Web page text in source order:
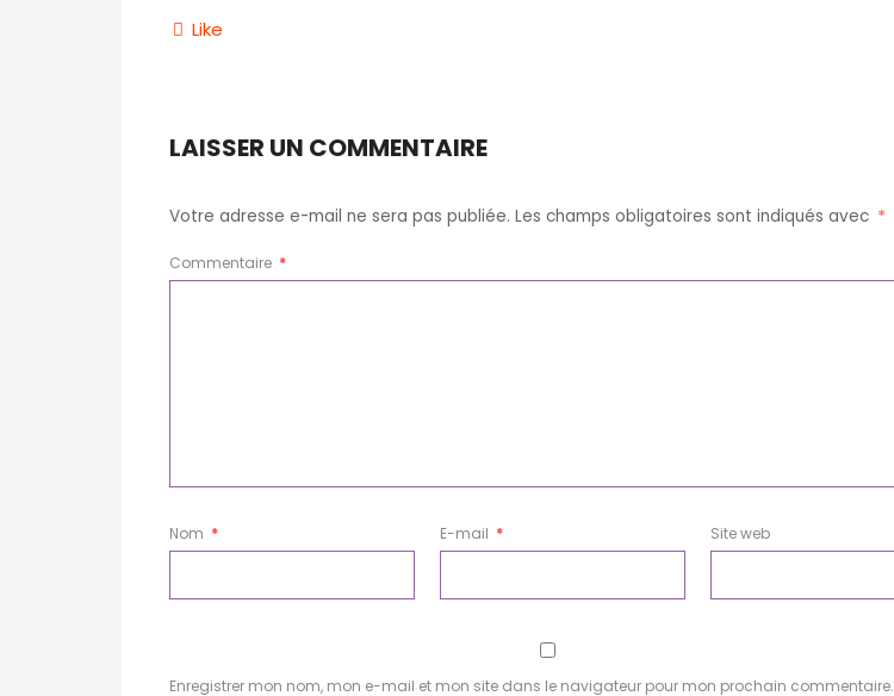
Like
LAISSER UN COMMENTAIRE
Votre adresse e-mail ne sera pas publiée. Les champs obligatoires sont indiqués avec *
Commentaire *
Nom * E-mail * Site web
Enregistrer mon nom, mon e-mail et mon site dans le navigateur pour mon prochain commentaire.